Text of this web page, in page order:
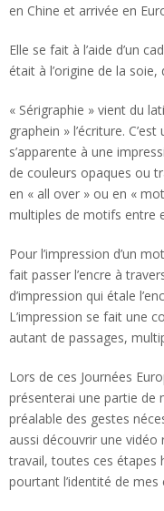
en Chine et arrivée en
Elle se fait à l’aide d’un
était à l’origine de la soie,
« Sérigraphie » vient du
graphein » l’écriture.
s’apparente à une
de couleurs opaques ou
en « all over » ou en «
multiples de motifs entre
Pour l’impression d’un
fait passer l’encre à
d’impression qui étale
L’impression se fait une
autant de passages,
Lors de ces Journées
présenterai une partie de
préalable des gestes
aussi découvrir une
travail, toutes ces étapes
pourtant l’identité de mes